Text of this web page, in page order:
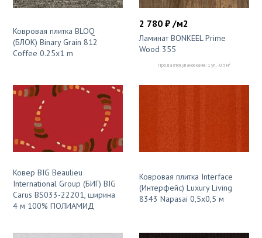
Ковровая плитка BLOQ
(БЛОК) Binary Grain 812
Coffee 0.25x1 m
2 780 ₽ /м2
Ламинат BONKEEL Prime
Wood 355
Продаётся упаковками: 1 уп. - 0.5 м2
Ковер BIG Beaulieu
International Group (БИГ) BIG
Carus BS033-22201, ширина
4 м 100% ПОЛИАМИД
Ковровая плитка Interface
(Интерфейс) Luxury Living
8343 Napasai 0,5х0,5 м